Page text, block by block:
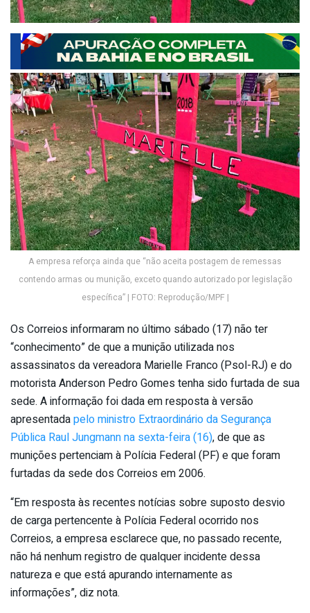
A empresa reforça ainda que “não aceita postagem de remessas
contendo armas ou munição, exceto quando autorizado por legislação
específica” | FOTO: Reprodução/MPF |
Os Correios informaram no último sábado (17) não ter
“conhecimento” de que a munição utilizada nos
assassinatos da vereadora Marielle Franco (Psol-RJ) e do
motorista Anderson Pedro Gomes tenha sido furtada de sua
sede. A informação foi dada em resposta à versão
apresentadapelo ministro Extraordinário da Segurança
Pública Raul Jungmann na sexta-feira (16), de que as
munições pertenciam à Polícia Federal (PF) e que foram
furtadas da sede dos Correios em 2006.
“Em resposta às recentes notícias sobre suposto desvio
de carga pertencente à Polícia Federal ocorrido nos
Correios, a empresa esclarece que, no passado recente,
não há nenhum registro de qualquer incidente dessa
natureza e que está apurando internamente as
informações”, diz nota.